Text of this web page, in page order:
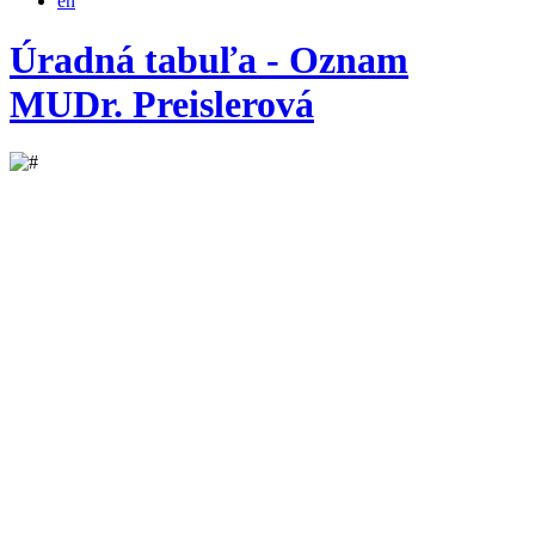
Úradná tabuľa - Oznam
MUDr. Preislerová